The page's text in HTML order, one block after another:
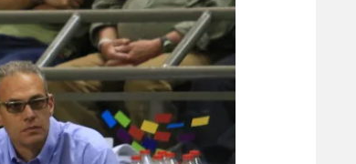
גיימינג E-Sports
תנאי שימוש
מדיניות פרטיות
תקנון פעילות ספורט 1
רשיון להקרנה פומבית לבית עסק